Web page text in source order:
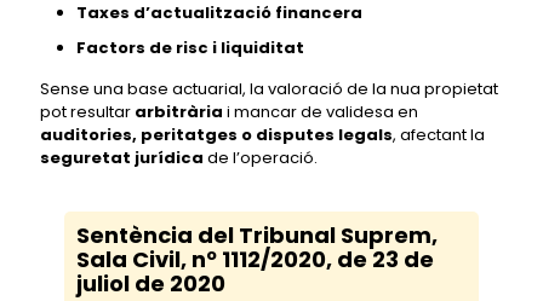
Taxes d’actualització financera
Factors de risc i liquiditat
Sense una base actuarial, la valoració de la nua propietat
pot resultar arbitrària i mancar de validesa en
auditories, peritatges o disputes legals, afectant la
seguretat jurídica de l’operació.
Sentència del Tribunal Suprem,
Sala Civil, nº 1112/2020, de 23 de
juliol de 2020